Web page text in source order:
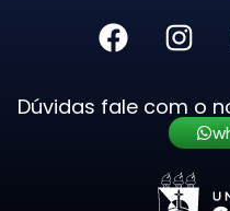
Dúvidas fale com o